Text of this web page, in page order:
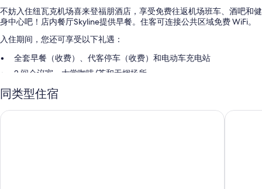
不妨入住纽瓦克机场喜来登福朋酒店，享受免费往返机场班车、酒吧和健
身中心吧！店内餐厅Skyline提供早餐。住客可连接公共区域免费 WiFi。
入住期间，您还可享受以下礼遇：
全套早餐（收费）、代客停车（收费）和电动车充电站
2 间会议室、大堂咖啡/茶和无烟场所
电梯和24 小时前台服务
同类型住宿
洲际酒店集团纽瓦克国际机场假日酒店 纽瓦克